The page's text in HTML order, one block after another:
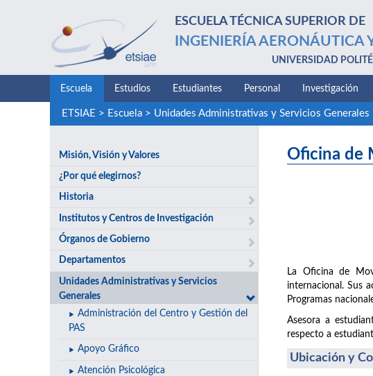
ESCUELA TÉCNICA SUPERIOR DE
INGENIERÍA AERONÁUTICA
UNIVERSIDAD
Escuela Estudios Estudiantes Personal Investigación
ETSIAE > Escuela> Unidades Administrativas y Servicios Generales
Misión, Visión y Valores
¿Por qué elegirnos?
Historia
Institutos y Centros de Investigación
Órganos de Gobierno
Departamentos
Unidades Administrativas y Servicios
Generales
Administración del Centro y Gestión del
PAS
Apoyo Gráfico
Atención Psicológica
Oficina de
La Oficina de
internacional. Sus
Programas
Asesora a
respecto a
Ubicación y